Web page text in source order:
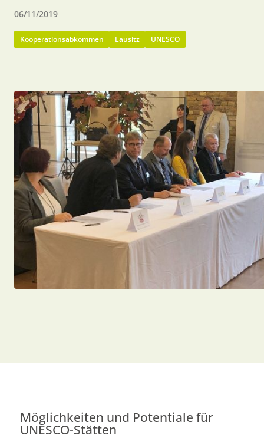
06/11/2019
Kooperationsabkommen Lausitz UNESCO
Möglichkeiten und Potentiale für
UNESCO-Stätten